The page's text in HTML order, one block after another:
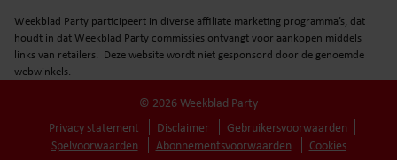
Weekblad Party participeert in diverse affiliate marketing programma’s, dat
houdt in dat Weekblad Party commissies ontvangt voor aankopen middels
links van retailers. Deze website wordt niet gesponsord door de genoemde
webwinkels.
© 2026 Weekblad Party
Privacy statement
Disclaimer
Gebruikersvoorwaarden
Spelvoorwaarden
Abonnementsvoorwaarden
Cookies